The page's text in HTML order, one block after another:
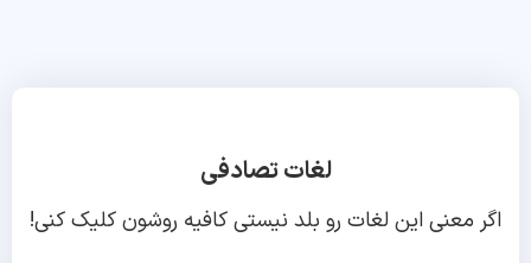
لغات تصادفی
اگر معنی این لغات رو بلد نیستی کافیه روشون کلیک کنی!